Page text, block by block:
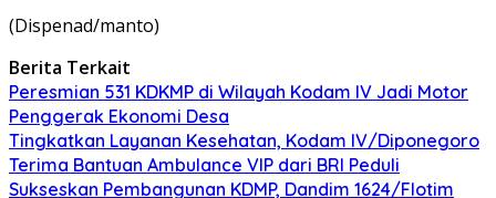
(Dispenad/manto)
Berita Terkait
Peresmian 531 KDKMP di Wilayah Kodam IV Jadi Motor
Penggerak Ekonomi Desa
Tingkatkan Layanan Kesehatan, Kodam IV/Diponegoro
Terima Bantuan Ambulance VIP dari BRI Peduli
Sukseskan Pembangunan KDMP, Dandim 1624/Flotim